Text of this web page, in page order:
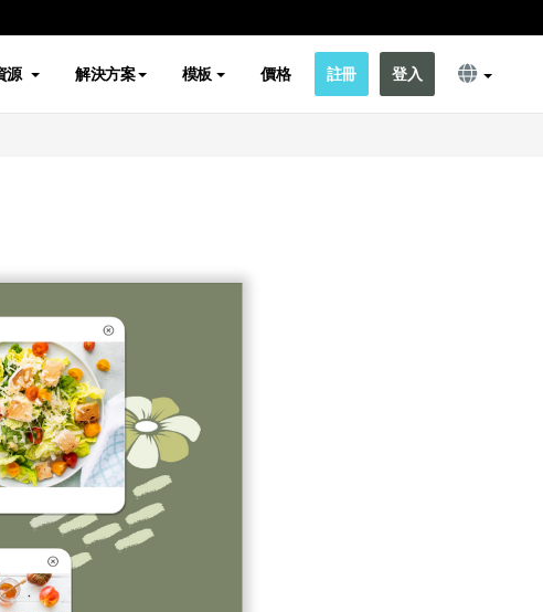
源 解決方案 模板 價格 註冊 登入